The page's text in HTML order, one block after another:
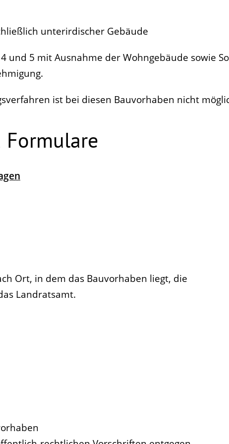
unterirdischer Gebäude
und 5 mit Ausnahme der Wohngebäude sowie
ist bei diesen Bauvorhaben nicht
Ort, in dem das Bauvorhaben liegt, die
Landratsamt.